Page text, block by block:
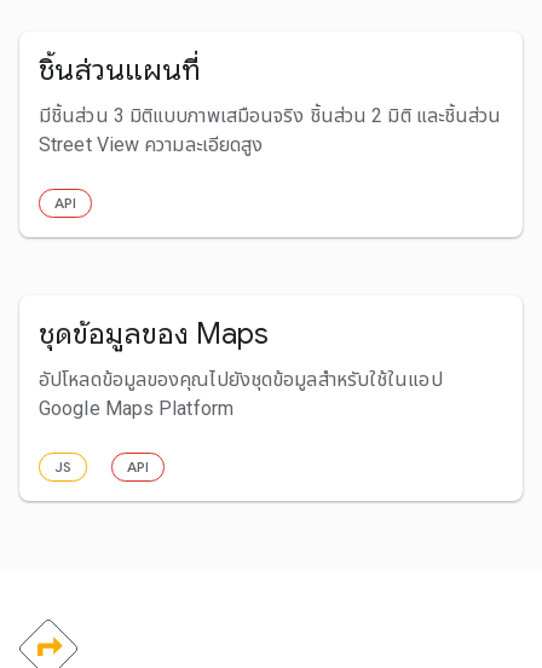
ชิ้นส่วนแผนที่
มีชิ้นส่วน 3 มิติแบบภาพเสมือนจริง ชิ้นส่วน 2 มิติ และชิ้นส่วน
Street View ความละเอียดสูง
API
ชุดข้อมูลของ Maps
อัปโหลดข้อมูลของคุณไปยังชุดข้อมูลสำหรับใช้ในแอป
Google Maps Platform
JS API